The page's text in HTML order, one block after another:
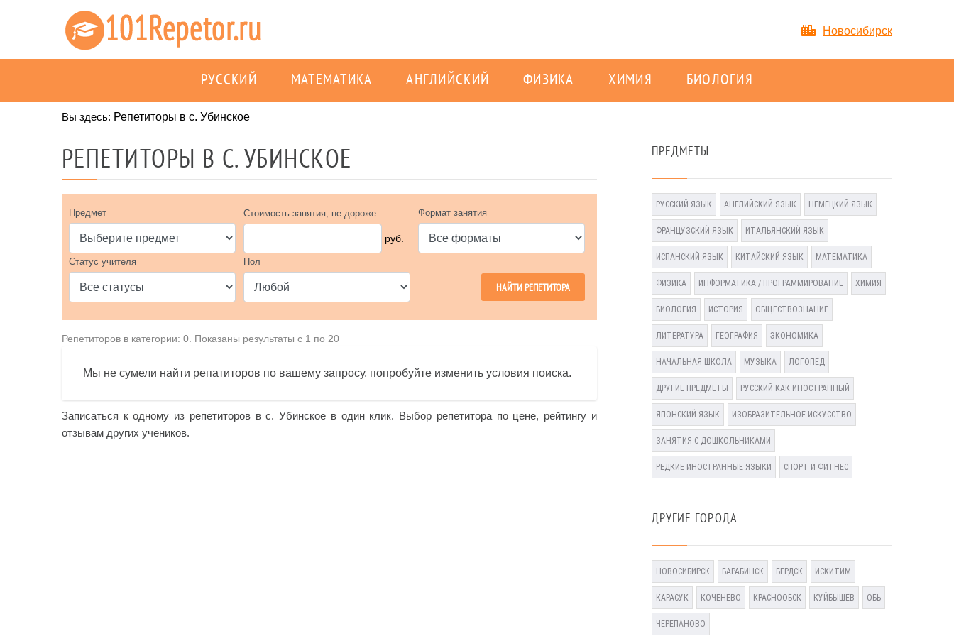
Новосибирск
РУССКИЙ МАТЕМАТИКА АНГЛИЙСКИЙ ФИЗИКА ХИМИЯ БИОЛОГИЯ
Вы здесь: Репетиторы в с. Убинское
РЕПЕТИТОРЫ В С. УБИНСКОЕ
Предмет Стоимость занятия, не дороже
руб.
Формат занятия
Статус учителя Пол
Репетиторов в категории: 0. Показаны результаты с 1 по 20
Мы не сумели найти репатиторов по вашему запросу, попробуйте изменить условия поиска.
Записаться к одному из репетиторов в с. Убинское в один клик. Выбор репетитора по цене, рейтингу и
отзывам других учеников.
ПРЕДМЕТЫ
РУССКИЙ ЯЗЫК АНГЛИЙСКИЙ ЯЗЫК НЕМЕЦКИЙ ЯЗЫК
ФРАНЦУЗСКИЙ ЯЗЫК ИТАЛЬЯНСКИЙ ЯЗЫК
ИСПАНСКИЙ ЯЗЫК КИТАЙСКИЙ ЯЗЫК МАТЕМАТИКА
ФИЗИКА ИНФОРМАТИКА / ПРОГРАММИРОВАНИЕ ХИМИЯ
БИОЛОГИЯ ИСТОРИЯ ОБЩЕСТВОЗНАНИЕ
ЛИТЕРАТУРА ГЕОГРАФИЯ ЭКОНОМИКА
НАЧАЛЬНАЯ ШКОЛА МУЗЫКА ЛОГОПЕД
ДРУГИЕ ПРЕДМЕТЫ РУССКИЙ КАК ИНОСТРАННЫЙ
ЯПОНСКИЙ ЯЗЫК ИЗОБРАЗИТЕЛЬНОЕ ИСКУССТВО
ЗАНЯТИЯ С ДОШКОЛЬНИКАМИ
РЕДКИЕ ИНОСТРАННЫЕ ЯЗЫКИ СПОРТ И ФИТНЕС
ДРУГИЕ ГОРОДА
НОВОСИБИРСК БАРАБИНСК БЕРДСК ИСКИТИМ
КАРАСУК КОЧЕНЕВО КРАСНООБСК КУЙБЫШЕВ ОБЬ
ЧЕРЕПАНОВО